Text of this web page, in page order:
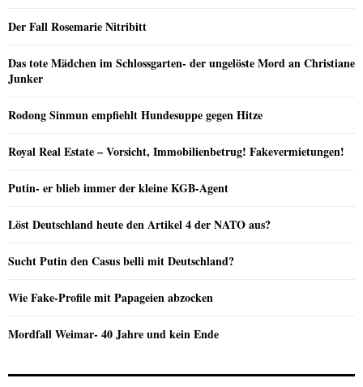
Der Fall Rosemarie Nitribitt
Das tote Mädchen im Schlossgarten- der ungelöste Mord an Christiane
Junker
Rodong Sinmun empfiehlt Hundesuppe gegen Hitze
Royal Real Estate – Vorsicht, Immobilienbetrug! Fakevermietungen!
Putin- er blieb immer der kleine KGB-Agent
Löst Deutschland heute den Artikel 4 der NATO aus?
Sucht Putin den Casus belli mit Deutschland?
Wie Fake-Profile mit Papageien abzocken
Mordfall Weimar- 40 Jahre und kein Ende